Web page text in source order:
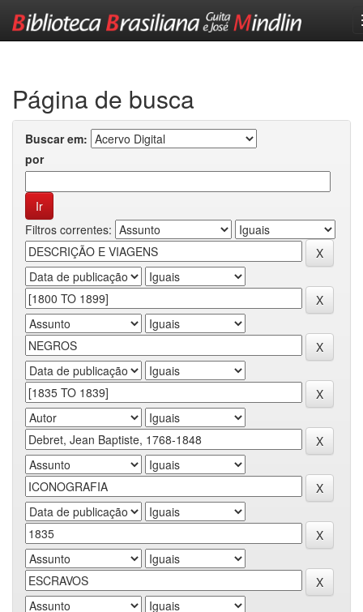
Página de busca
Buscar em:
por
Filtros correntes: